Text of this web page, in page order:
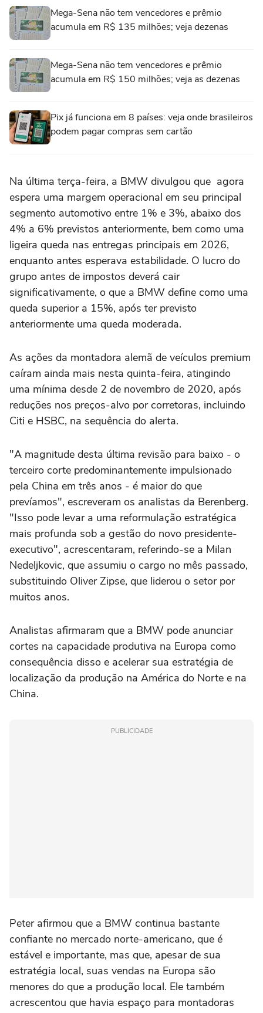
Mega-Sena não tem vencedores e prêmio
acumula em R$ 135 milhões; veja dezenas
Mega-Sena não tem vencedores e prêmio
acumula em R$ 150 milhões; veja as dezenas
Pix já funciona em 8 países: veja onde brasileiros
podem pagar compras sem cartão
Na última terça-feira, a BMW divulgou que agora
espera uma margem operacional em seu principal
segmento automotivo entre 1% e 3%, abaixo dos
4% a 6% previstos anteriormente, bem como uma
ligeira queda nas entregas principais em 2026,
enquanto antes esperava estabilidade. ‌O lucro do
grupo antes de impostos deverá cair
significativamente, o que ‌a BMW define como ⁠uma
queda ⁠superior a 15%, após ter previsto
anteriormente uma queda moderada.
As ações da montadora ⁠alemã de veículos premium
caíram ‌ainda mais nesta quinta-feira, ‌atingindo
uma mínima desde 2 de novembro de 2020, após
reduções nos preços-alvo por corretoras, incluindo
Citi e HSBC, na sequência do alerta.
"A magnitude desta última revisão para baixo - o
terceiro ⁠corte predominantemente impulsionado
pela China em três anos - é maior do que
prevíamos", escreveram os analistas da Berenberg.
"Isso pode levar a uma reformulação estratégica
mais profunda sob a gestão do novo presidente-
executivo", acrescentaram, referindo-se a Milan
Nedeljkovic, ‌que assumiu o cargo no mês passado,
substituindo Oliver Zipse, que liderou o setor por
muitos anos.
Analistas afirmaram que a BMW ⁠pode anunciar
cortes na capacidade produtiva na Europa como
consequência disso e acelerar sua estratégia de
localização da produção na América do Norte e na
China.
PUBLICIDADE
Peter afirmou que a BMW continua bastante
confiante no mercado norte-americano, que é
estável e importante, mas que, apesar de sua
estratégia local, suas vendas na Europa são
menores do que a produção local. Ele também
acrescentou que havia espaço para montadoras